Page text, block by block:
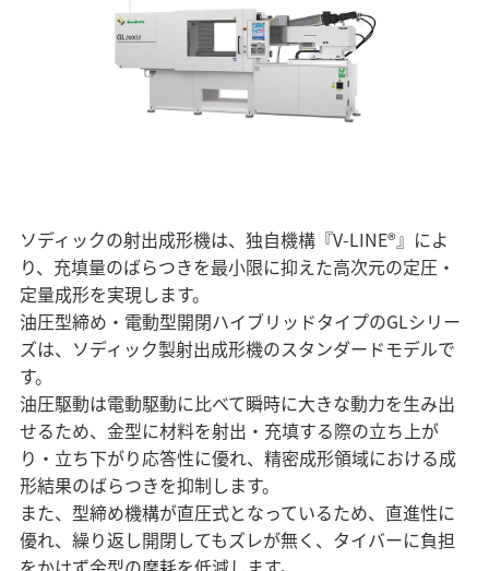
情報メディア
イベント情報
採用情報
Global
工作機械
産業機械
サプライ品
食品機械
コアテクノロジー
用語集
サポート・サービス情報 TOP
サポート情報一覧
サービス情報一覧
サステナビリティ
サステナビリティ TOP
ステークホルダーエンゲージメント
SDGsへの取り組み
社外イニシアチブとの連携
環境への取り組み
ガバナンス
業績・財務情報
株式・株主情報
個人投資家の皆様へ
IRライブラリ
よくあるご質問
IRカレンダー
IRニュース
ソディックのPURPOSE、MISSION、
VISION、VALUE
メッセージ
基本理念
会社概要・地図
組織図
営業・サービス拠点
生産拠点
グループネットワーク
ソディックの射出成形機は、独自機構『V-LINE®』によ
り、充填量のばらつきを最小限に抑えた高次元の定圧・
定量成形を実現します。
油圧型締め・電動型開閉ハイブリッドタイプのGLシリー
ズは、ソディック製射出成形機のスタンダードモデルで
す。
油圧駆動は電動駆動に比べて瞬時に大きな動力を生み出
せるため、金型に材料を射出・充填する際の立ち上が
り・立ち下がり応答性に優れ、精密成形領域における成
形結果のばらつきを抑制します。
また、型締め機構が直圧式となっているため、直進性に
優れ、繰り返し開閉してもズレが無く、タイバーに負担